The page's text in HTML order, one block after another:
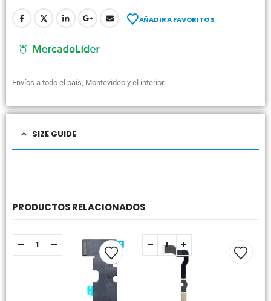
AÑADIR A FAVORITOS
Envíos a todo el país, Montevideo y el interior.
SIZE GUIDE
PRODUCTOS RELACIONADOS